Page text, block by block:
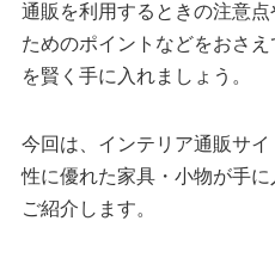
通販を利用するときの注意
ためのポイントなどをおさ
を賢く手に入れましょう。
今回は、インテリア通販サ
性に優れた家具・小物が手
ご紹介します。